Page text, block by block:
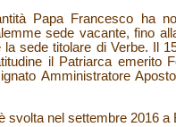
Papa Francesco ha
sede vacante, fino
la sede titolare di Verbe. Il
il Patriarca emerito
Amministratore
svolta nel settembre 2016 a